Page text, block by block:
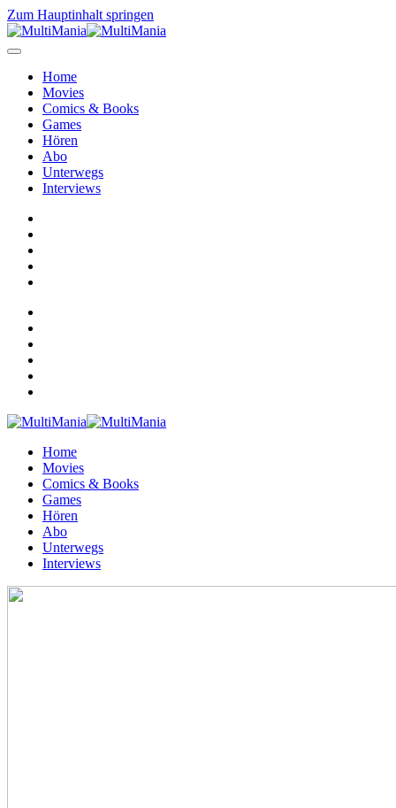
Zum Hauptinhalt springen
Home
Movies
Comics & Books
Games
Hören
Abo
Unterwegs
Interviews
Home
Movies
Comics & Books
Games
Hören
Abo
Unterwegs
Interviews